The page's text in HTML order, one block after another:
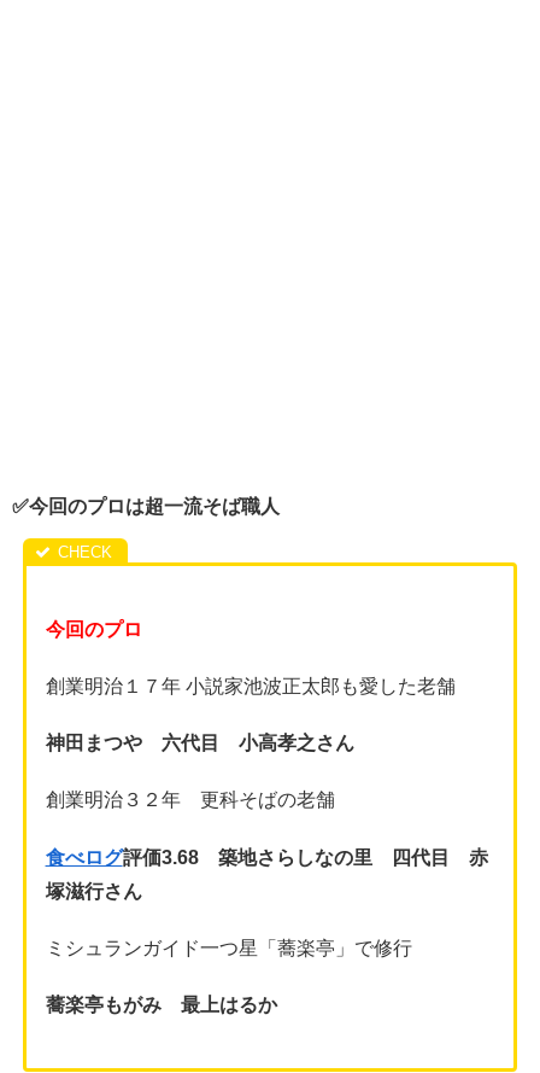
✅今回のプロは超一流そば職人
今回のプロ
創業明治１７年 小説家池波正太郎も愛した老舗
神田まつや 六代目 小高孝之さん
創業明治３２年 更科そばの老舗
食べログ評価3.68築地さらしなの里 四代目 赤
塚滋行さん
ミシュランガイド一つ星「蕎楽亭」で修行
蕎楽亭もがみ 最上はるか